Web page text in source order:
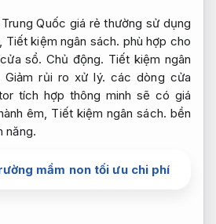
Quốc giá rẻ thường sử dụng
Tiết kiệm ngân sách. phù hợp cho
sổ. Chủ động. Tiết kiệm ngân
Giảm rủi ro xử lý. các dòng cửa
tích hợp thông minh sẽ có giá
êm, Tiết kiệm ngân sách. bền
năng.
mầm non tối ưu chi phí